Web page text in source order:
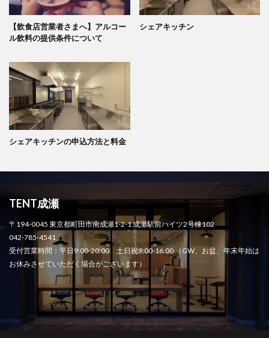
【飲食店営業者さまへ】アルコー
ル飲料の提供条件について
シェアキッチン
シェアキッチンの申込方法と料金
TENT成瀬
〒194-0045 東京都町田市南成瀬1-2-1 成瀬駅前ハイツ2号棟102
042-785-4541
受付営業時間：平日9:00-20:00 土日祝9:00-16:00 （GW、お盆、年末年始は
お休みさせていただく場合がございます）